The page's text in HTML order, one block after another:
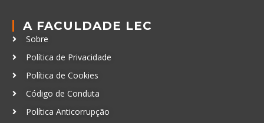
A FACULDADE LEC
Sobre
Política de Privacidade
Política de Cookies
Código de Conduta
Política Anticorrupção